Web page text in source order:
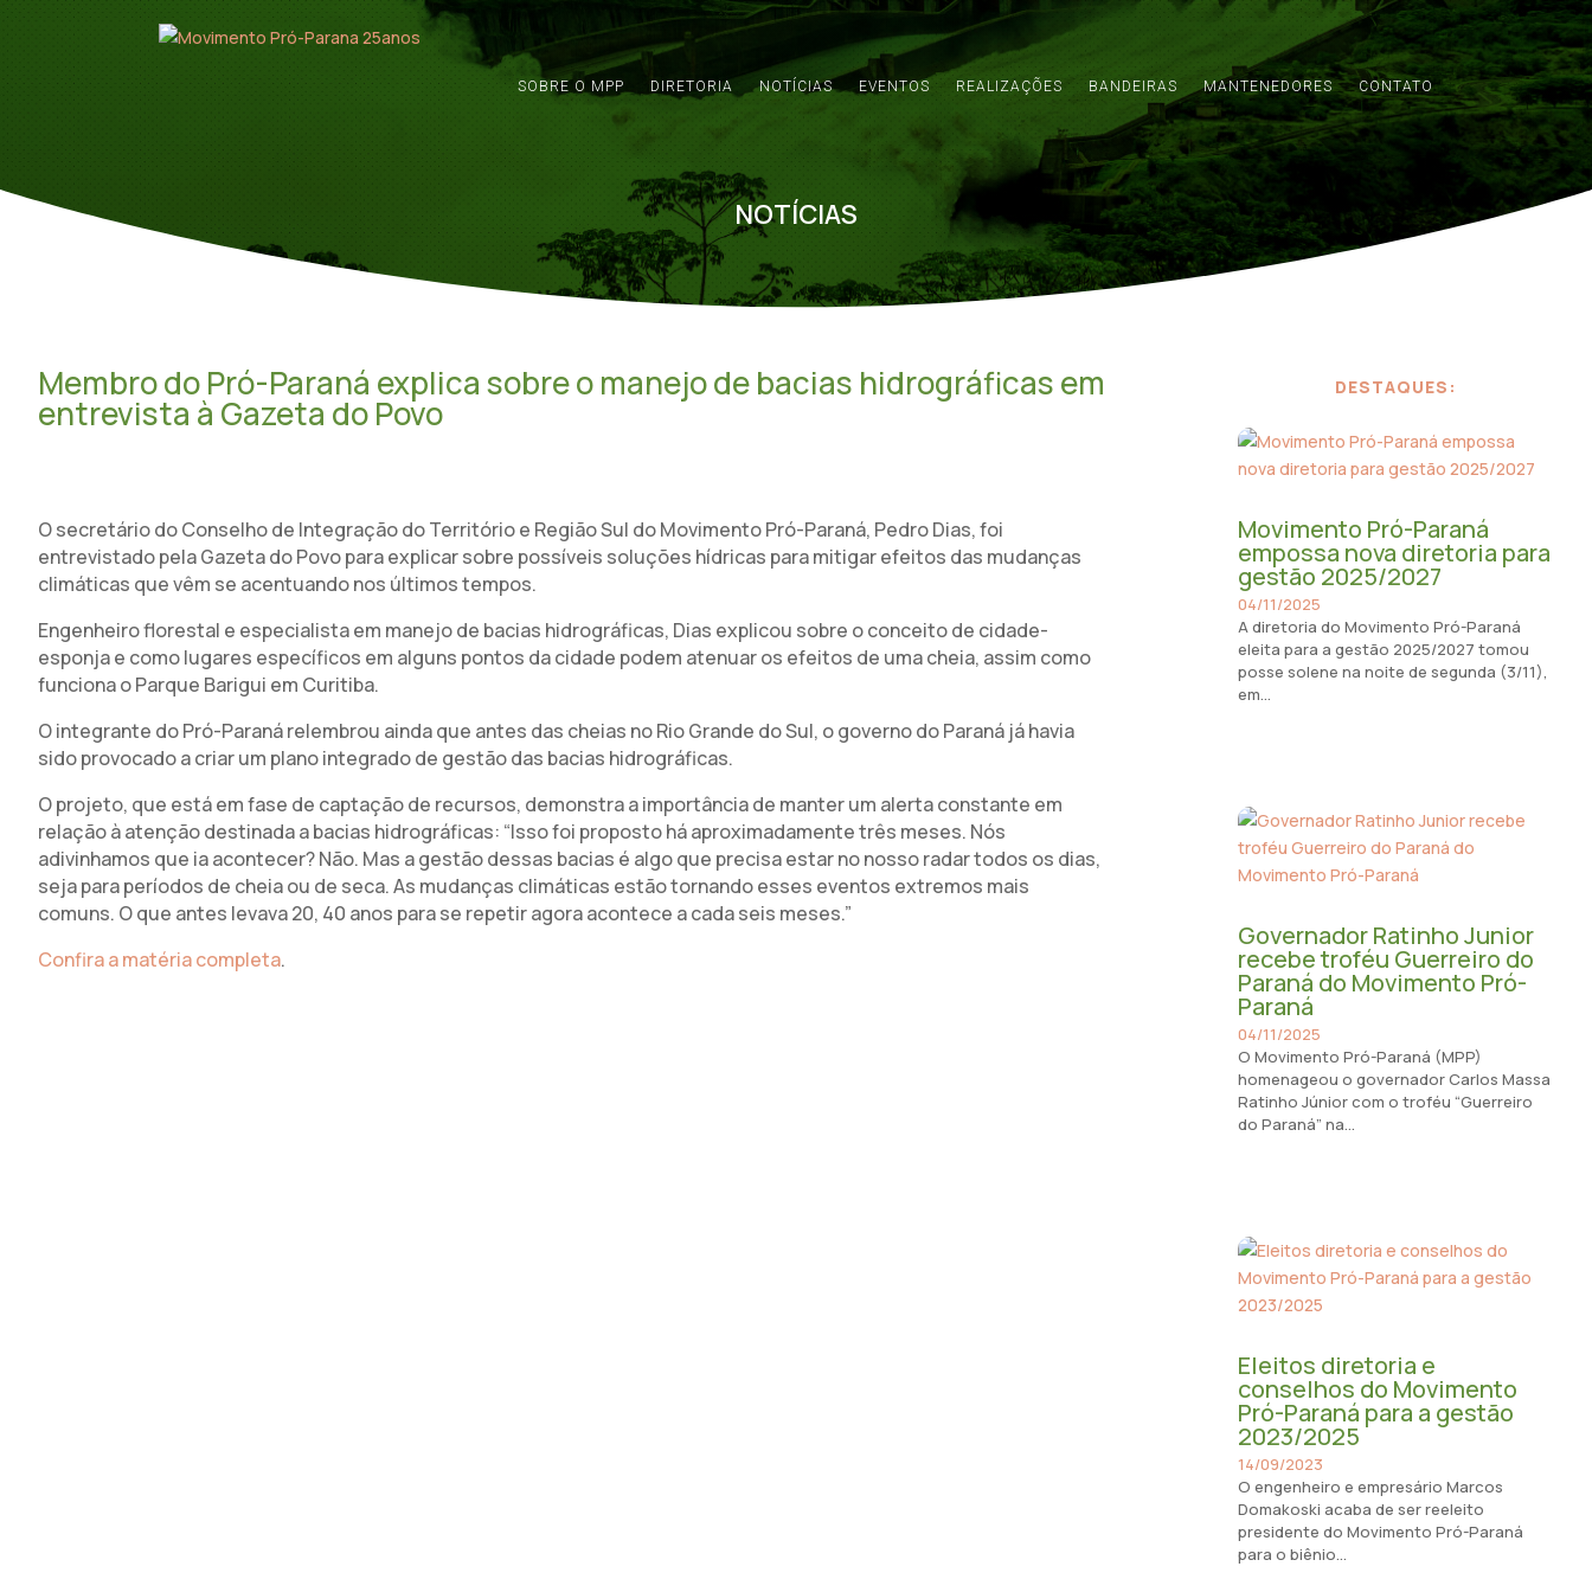
SOBRE O MPP DIRETORIA NOTÍCIAS EVENTOS REALIZAÇÕES BANDEIRAS MANTENEDORES CONTATO
NOTÍCIAS
Membro do Pró-Paraná explica sobre o manejo de bacias hidrográficas em
entrevista à Gazeta do Povo
O secretário do Conselho de Integração do Território e Região Sul do Movimento Pró-Paraná, Pedro Dias, foi
entrevistado pela Gazeta do Povo para explicar sobre possíveis soluções hídricas para mitigar efeitos das mudanças
climáticas que vêm se acentuando nos últimos tempos.
Engenheiro florestal e especialista em manejo de bacias hidrográficas, Dias explicou sobre o conceito de cidade-
esponja e como lugares específicos em alguns pontos da cidade podem atenuar os efeitos de uma cheia, assim como
funciona o Parque Barigui em Curitiba.
O integrante do Pró-Paraná relembrou ainda que antes das cheias no Rio Grande do Sul, o governo do Paraná já havia
sido provocado a criar um plano integrado de gestão das bacias hidrográficas.
O projeto, que está em fase de captação de recursos, demonstra a importância de manter um alerta constante em
relação à atenção destinada a bacias hidrográficas: “Isso foi proposto há aproximadamente três meses. Nós
adivinhamos que ia acontecer? Não. Mas a gestão dessas bacias é algo que precisa estar no nosso radar todos os dias,
seja para períodos de cheia ou de seca. As mudanças climáticas estão tornando esses eventos extremos mais
comuns. O que antes levava 20, 40 anos para se repetir agora acontece a cada seis meses.”
Confira a matéria completa.
DESTAQUES:
Movimento Pró-Paraná
empossa nova diretoria para
gestão 2025/2027
04/11/2025
A diretoria do Movimento Pró-Paraná
eleita para a gestão 2025/2027 tomou
posse solene na noite de segunda (3/11),
em...
Governador Ratinho Junior
recebe troféu Guerreiro do
Paraná do Movimento Pró-
Paraná
04/11/2025
O Movimento Pró-Paraná (MPP)
homenageou o governador Carlos Massa
Ratinho Júnior com o troféu “Guerreiro
do Paraná” na...
Eleitos diretoria e
conselhos do Movimento
Pró-Paraná para a gestão
2023/2025
14/09/2023
O engenheiro e empresário Marcos
Domakoski acaba de ser reeleito
presidente do Movimento Pró-Paraná
para o biênio...